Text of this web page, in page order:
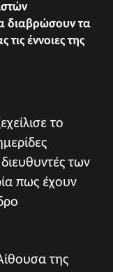
διαβρώσουν τα
έννοιες της
το
των
πως έχουν
της